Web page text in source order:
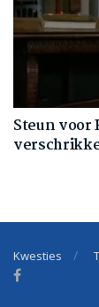
Steun voor
Kwesties